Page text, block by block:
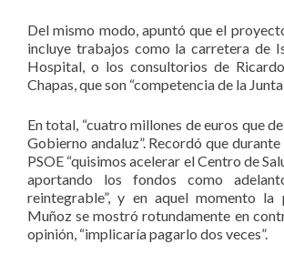
Del mismo modo, apuntó que el
incluye trabajos como la carretera de
Hospital, o los consultorios de
Chapas, que son “competencia de la
En total, “cuatro millones de euros que
Gobierno andaluz”. Recordó que
PSOE “quisimos acelerar el Centro de
aportando los fondos como
reintegrable”, y en aquel momento la
Muñoz se mostró rotundamente en
opinión, “implicaría pagarlo dos veces”.